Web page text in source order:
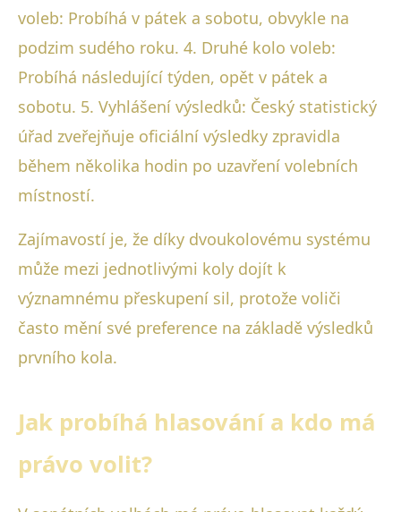
voleb: Probíhá v pátek a sobotu, obvykle na
podzim sudého roku. 4. Druhé kolo voleb:
Probíhá následující týden, opět v pátek a
sobotu. 5. Vyhlášení výsledků: Český statistický
úřad zveřejňuje oficiální výsledky zpravidla
během několika hodin po uzavření volebních
místností.
Zajímavostí je, že díky dvoukolovému systému
může mezi jednotlivými koly dojít k
významnému přeskupení sil, protože voliči
často mění své preference na základě výsledků
prvního kola.
Jak probíhá hlasování a kdo má
právo volit?